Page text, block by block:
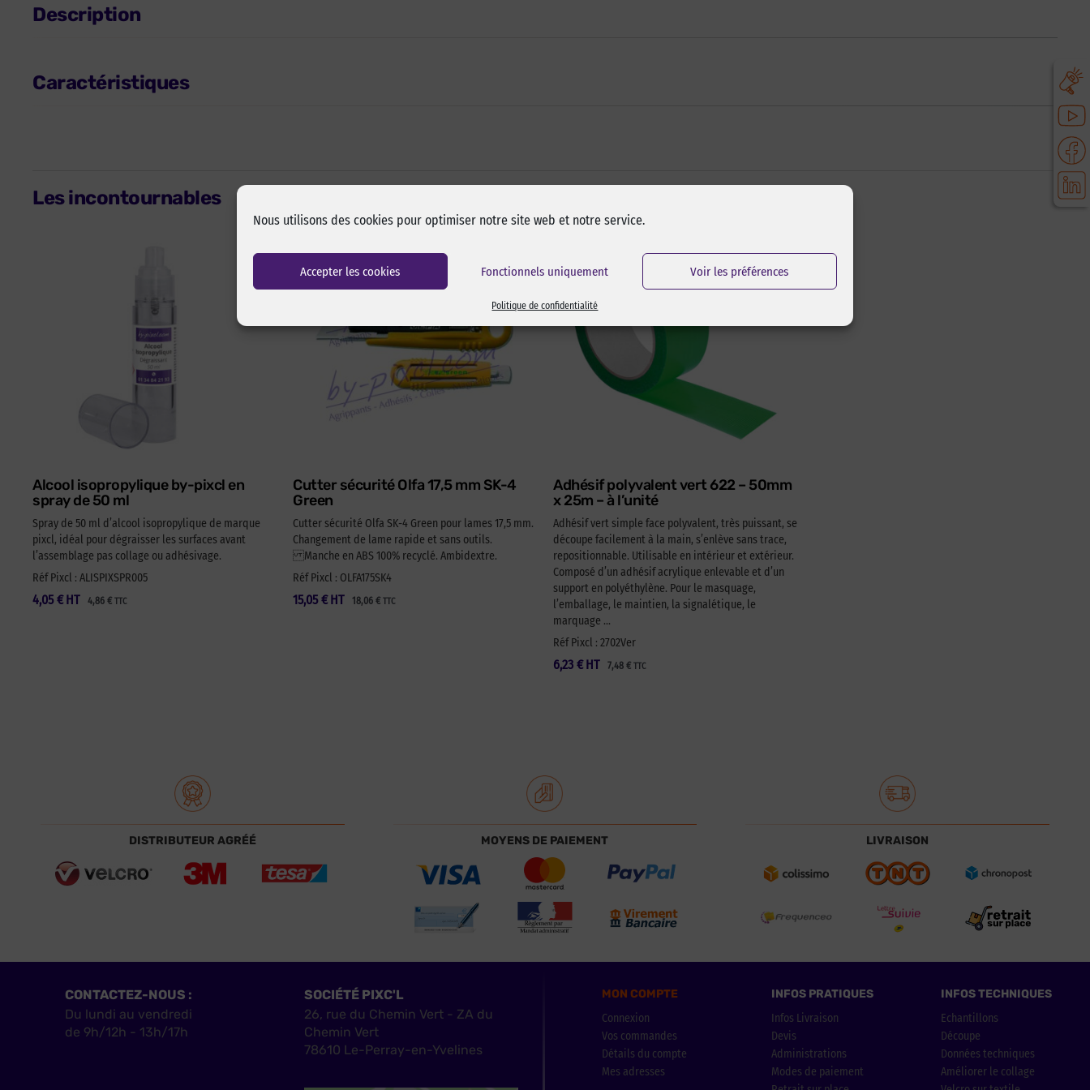
Nous utilisons des cookies pour optimiser notre site web et notre service.
Accepter les cookies Fonctionnels uniquement Voir les préférences
Politique de confidentialité
Description
Caractéristiques
Les incontournables
Alcool isopropylique by-pixcl en
spray de 50 ml
Spray de 50 ml d’alcool isopropylique de marque
pixcl, idéal pour dégraisser les surfaces avant
l’assemblage pas collage ou adhésivage.
Réf Pixcl : ALISPIXSPR005
4,05 € 4,86 € TTC
HT
Cutter sécurité Olfa 17,5 mm SK-4
Green
Cutter sécurité Olfa SK-4 Green pour lames 17,5 mm.
Changement de lame rapide et sans outils.
Manche en ABS 100% recyclé. Ambidextre.
Réf Pixcl : OLFA175SK4
15,05 € 18,06 € TTC
HT
Adhésif polyvalent vert 622 – 50mm
x 25m – à l’unité
Adhésif vert simple face polyvalent, très puissant, se
découpe facilement à la main, s’enlève sans trace,
repositionnable. Utilisable en intérieur et extérieur.
Composé d’un adhésif acrylique enlevable et d’un
support en polyéthylène. Pour le masquage,
l’emballage, le maintien, la signalétique, le
marquage …
Réf Pixcl : 2702Ver
6,23 € 7,48 € TTC
HT
DISTRIBUTEUR AGRÉÉ MOYENS DE PAIEMENT LIVRAISON
CONTACTEZ-NOUS :
Du lundi au vendredi
de 9h/12h - 13h/17h
SOCIÉTÉ PIXC'L
26, rue du Chemin Vert - ZA du
Chemin Vert
78610 Le-Perray-en-Yvelines
MON COMPTE
Connexion
Vos commandes
Détails du compte
Mes adresses
INFOS PRATIQUES
Infos Livraison
Devis
Administrations
Modes de paiement
INFOS TECHNIQUES
Echantillons
Découpe
Données techniques
Améliorer le collage